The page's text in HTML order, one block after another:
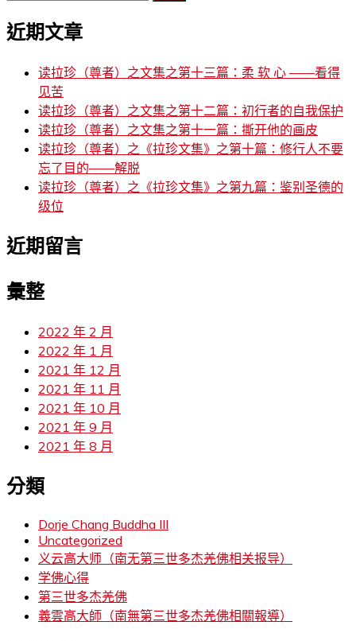
關
近期文章
读拉珍（尊者）之文集之第十三篇：柔 软 心 ——看得
见苦
读拉珍（尊者）之文集之第十二篇：初行者的自我保护
读拉珍（尊者）之文集之第十一篇：撕开他的画皮
读拉珍（尊者）之《拉珍文集》之第十篇：修行人不要
忘了目的——解脱
读拉珍（尊者）之《拉珍文集》之第九篇：鉴别圣德的
级位
近期留言
彙整
2022 年 2 月
2022 年 1 月
2021 年 12 月
2021 年 11 月
2021 年 10 月
2021 年 9 月
2021 年 8 月
分類
Dorje Chang Buddha III
Uncategorized
义云高大师（南无第三世多杰羌佛相关报导）
学佛心得
第三世多杰羌佛
義雲高大師（南無第三世多杰羌佛相關報導）